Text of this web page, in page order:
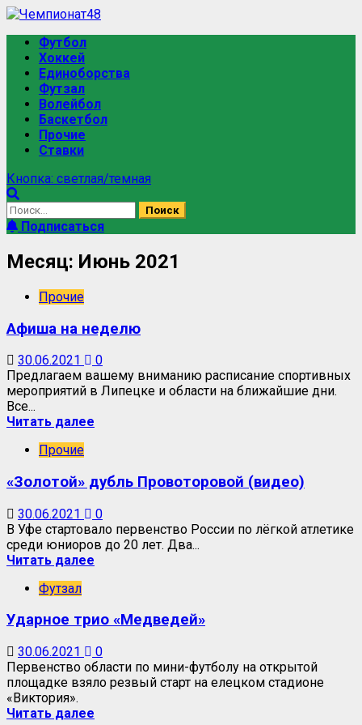
Футбол
Хоккей
Единоборства
Футзал
Волейбол
Баскетбол
Прочие
Ставки
Кнопка: светлая/темная
Подписаться
Месяц: Июнь 2021
Прочие
Афиша на неделю
30.06.2021
0
Предлагаем вашему вниманию расписание спортивных
мероприятий в Липецке и области на ближайшие дни.
Все...
Читать далее
Прочие
«Золотой» дубль Провоторовой (видео)
30.06.2021
0
В Уфе стартовало первенство России по лёгкой атлетике
среди юниоров до 20 лет. Два...
Читать далее
Футзал
Ударное трио «Медведей»
30.06.2021
0
Первенство области по мини-футболу на открытой
площадке взяло резвый старт на елецком стадионе
«Виктория».
Читать далее